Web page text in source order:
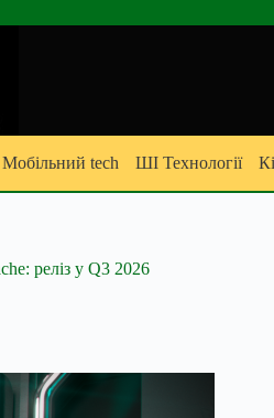
Мобільний tech ШІ Технології
реліз у Q3 2026